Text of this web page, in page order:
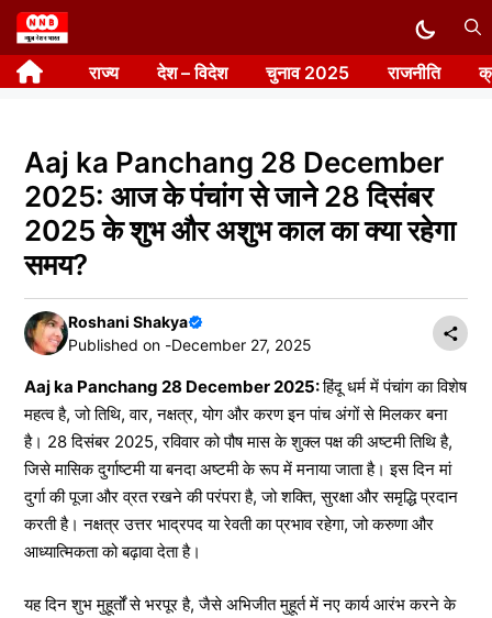
Skip
to
content राज्य देश – विदेश चुनाव 2025 राजनीति
Aaj ka Panchang 28 December
2025: आज के पंचांग से जाने 28 दिसंबर
2025 के शुभ और अशुभ काल का क्या रहेगा
समय?
Roshani Shakya
Published on -December 27, 2025
Aaj ka Panchang 28 December 2025:हिंदू धर्म में पंचांग का विशेष
महत्व है, जो तिथि, वार, नक्षत्र, योग और करण इन पांच अंगों से मिलकर बना
है। 28 दिसंबर 2025, रविवार को पौष मास के शुक्ल पक्ष की अष्टमी तिथि है,
जिसे मासिक दुर्गाष्टमी या बनदा अष्टमी के रूप में मनाया जाता है। इस दिन मां
दुर्गा की पूजा और व्रत रखने की परंपरा है, जो शक्ति, सुरक्षा और समृद्धि प्रदान
करती है। नक्षत्र उत्तर भाद्रपद या रेवती का प्रभाव रहेगा, जो करुणा और
आध्यात्मिकता को बढ़ावा देता है।
यह दिन शुभ मुहूर्तों से भरपूर है, जैसे अभिजीत मुहूर्त में नए कार्य आरंभ करने के